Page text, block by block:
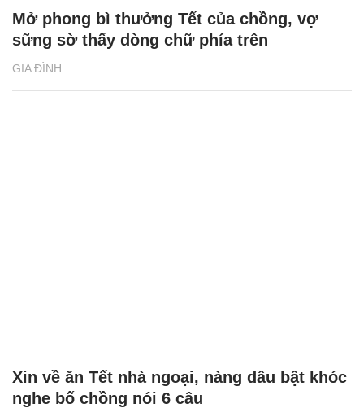
GIA ĐÌNH
Mở phong bì thưởng Tết của chồng, vợ
sững sờ thấy dòng chữ phía trên
Xin về ăn Tết nhà ngoại, nàng dâu bật khóc
nghe bố chồng nói 6 câu